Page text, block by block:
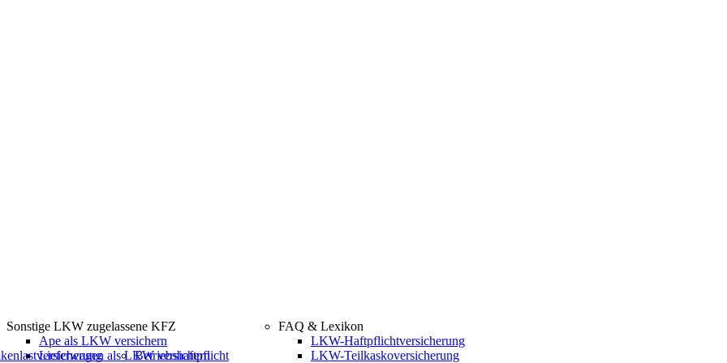
Sonstige LKW zugelassene KFZ
Ape als LKW versichern
Lieferwagen als LKW versichern
FAQ & Lexikon
LKW-Haftpflichtversicherung
LKW-Teilkaskoversicherung
Betriebshaftpflicht